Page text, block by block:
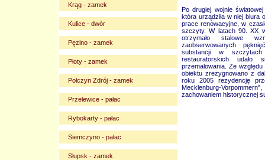
Krąg - zamek
Kulice - dwór
Pęzino - zamek
Płoty - zamek
Połczyn Zdrój - zamek
Przelewice - pałac
Rybokarty - pałac
Siemczyno - pałac
Słupsk - zamek
Po drugiej wojnie
która urządziła w niej biura
prace renowacyjne, w
szczyty. W latach 90. XX
otrzymało stalowe
zaobserwowanych
substancji w
restauratorskich
przemalowania. Ze
obiektu zrezygnowano z
roku 2005 rezydencję
Mecklenburg-
zachowaniem historycznej